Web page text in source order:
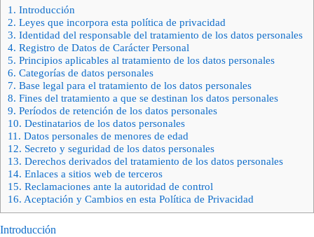
1. Introducción
2. Leyes que incorpora esta política de privacidad
3. Identidad del responsable del tratamiento de los datos personales
4. Registro de Datos de Carácter Personal
5. Principios aplicables al tratamiento de los datos personales
6. Categorías de datos personales
7. Base legal para el tratamiento de los datos personales
8. Fines del tratamiento a que se destinan los datos personales
9. Períodos de retención de los datos personales
10. Destinatarios de los datos personales
11. Datos personales de menores de edad
12. Secreto y seguridad de los datos personales
13. Derechos derivados del tratamiento de los datos personales
14. Enlaces a sitios web de terceros
15. Reclamaciones ante la autoridad de control
16. Aceptación y Cambios en esta Política de Privacidad
Introducción